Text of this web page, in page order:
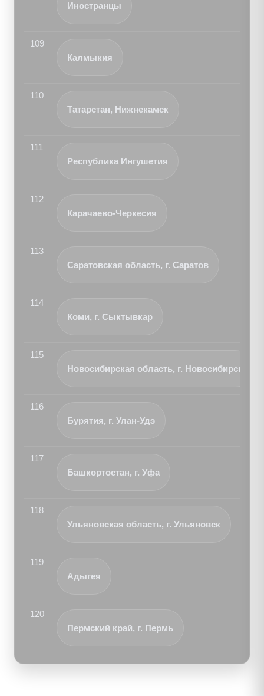
Иностранцы
109
Калмыкия
110
Татарстан, Нижнекамск
111
Республика Ингушетия
112
Карачаево-Черкесия
113
Саратовская область, г. Саратов
114
Коми, г. Сыктывкар
115
Новосибирская область, г. Новосибирск
116
Бурятия, г. Улан-Удэ
117
Башкортостан, г. Уфа
118
Ульяновская область, г. Ульяновск
119
Адыгея
120
Пермский край, г. Пермь